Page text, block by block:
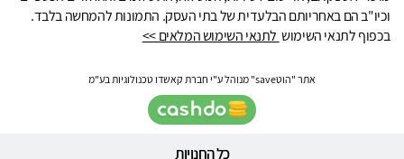
וכיו"ב הם באחריותם הבלעדית של בתי העסק. התמונות להמחשה בלבד.
בכפוף לתנאי השימוש לתנאי השימוש המלאים >>
אתר "הוטsave" מנוהל ע"י חברת קאשדו טכנולוגיות בע"מ
כל החנויות